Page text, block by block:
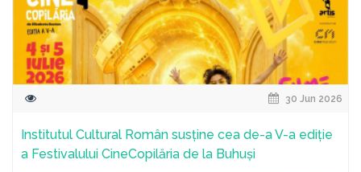
30 Jun 2026
Institutul Cultural Român susține cea de-a V-a ediție
a Festivalului CineCopilăria de la Buhuși